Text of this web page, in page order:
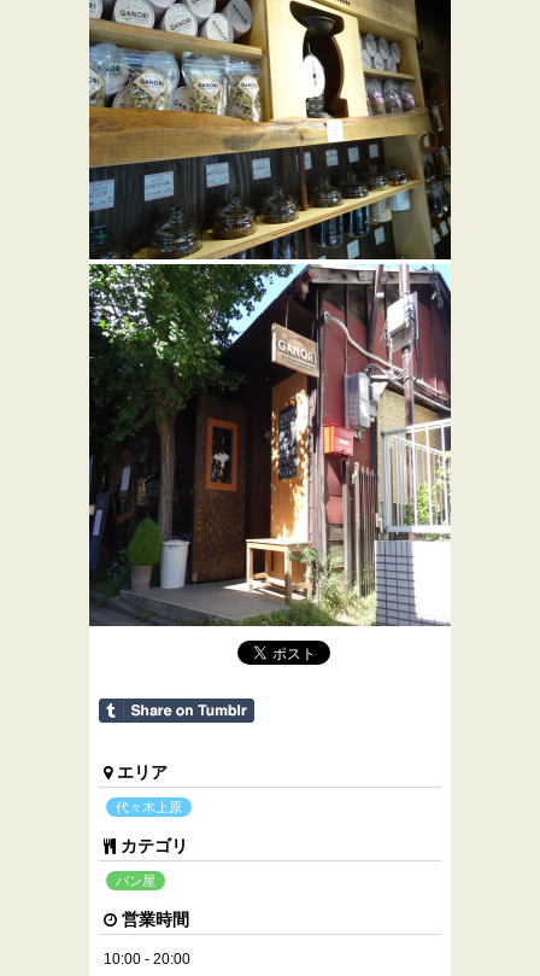
エリア
代々木上原
カテゴリ
パン屋
営業時間
10:00 - 20:00